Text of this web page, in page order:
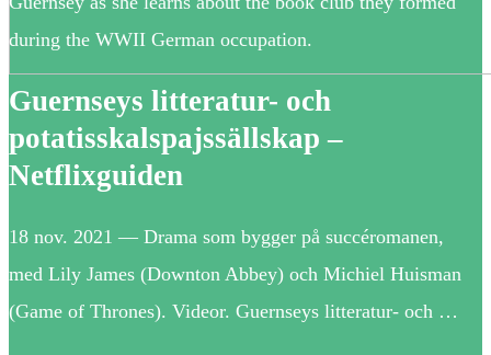
during the WWII German occupation.
Guernseys litteratur- och
potatisskalspajssällskap –
Netflixguiden
18 nov. 2021 — Drama som bygger på succéromanen,
med Lily James (Downton Abbey) och Michiel Huisman
(Game of Thrones). Videor. Guernseys litteratur- och …